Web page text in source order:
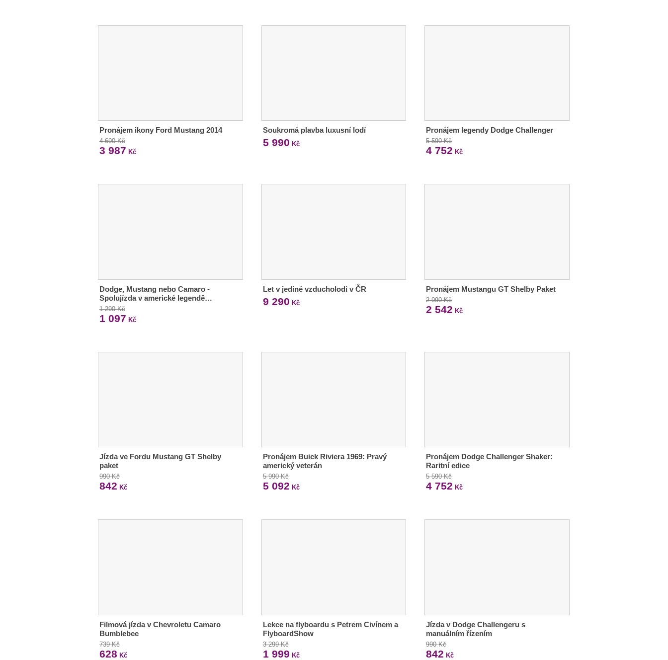
Pronájem ikony Ford Mustang 2014
4 690 Kč
3 987 Kč
Soukromá plavba luxusní lodí
5 990 Kč
Pronájem legendy Dodge Challenger
5 590 Kč
4 752 Kč
Dodge, Mustang nebo Camaro -
Spolujízda v americké legendě…
1 290 Kč
1 097 Kč
Let v jediné vzducholodi v ČR
9 290 Kč
Pronájem Mustangu GT Shelby Paket
2 990 Kč
2 542 Kč
Jízda ve Fordu Mustang GT Shelby
paket
990 Kč
842 Kč
Pronájem Buick Riviera 1969: Pravý
americký veterán
5 990 Kč
5 092 Kč
Pronájem Dodge Challenger Shaker:
Raritní edice
5 590 Kč
4 752 Kč
Filmová jízda v Chevroletu Camaro
Bumblebee
739 Kč
628 Kč
Lekce na flyboardu s Petrem Civínem a
FlyboardShow
3 299 Kč
1 999 Kč
Jízda v Dodge Challengeru s
manuálním řízením
990 Kč
842 Kč